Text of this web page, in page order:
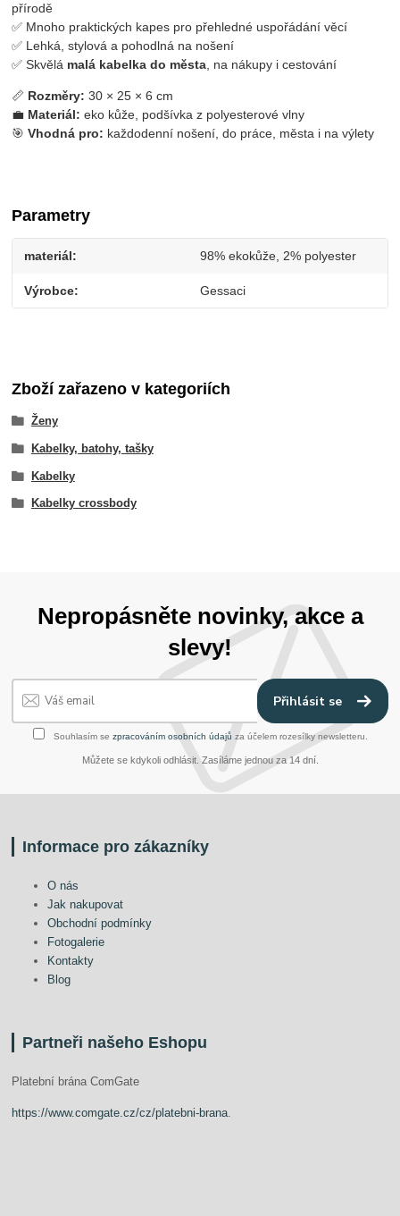
přírodě
✅ Mnoho praktických kapes pro přehledné uspořádání věcí
✅ Lehká, stylová a pohodlná na nošení
✅ Skvělá malá kabelka do města , na nákupy i cestování
📏 Rozměry: 30 × 25 × 6 cm
💼 Materiál: eko kůže, podšívka z polyesterové vlny
🎯Vhodná pro: každodenní nošení, do práce, města i na výlety
Parametry
materiál 98% ekokůže, 2% polyester
Výrobce Gessaci
Zboží zařazeno v kategoriích
Ženy
Kabelky, batohy, tašky
Kabelky
Kabelky crossbody
Nepropásněte novinky, akce a
slevy!
Přihlásit se
Souhlasím se zpracováním osobních údajů za účelem rozesílky newsletteru.
Můžete se kdykoli odhlásit. Zasíláme jednou za 14 dní.
Informace pro zákazníky
O nás
Jak nakupovat
Obchodní podmínky
Fotogalerie
Kontakty
Blog
Partneři našeho Eshopu
Platební brána ComGate
https://www.comgate.cz/cz/platebni-brana.